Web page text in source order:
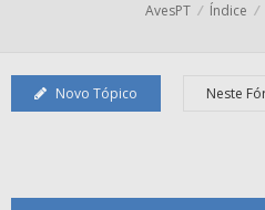
AvesPT Índice
Novo Tópico